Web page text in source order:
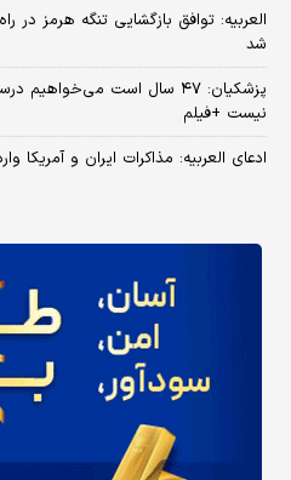
شد
پزشکیان: ۴۷ سال است
نیست +فیلم
ادعای العربیه: مذاکرات ایران و